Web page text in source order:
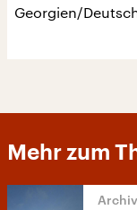
Georgien/
Mehr zum